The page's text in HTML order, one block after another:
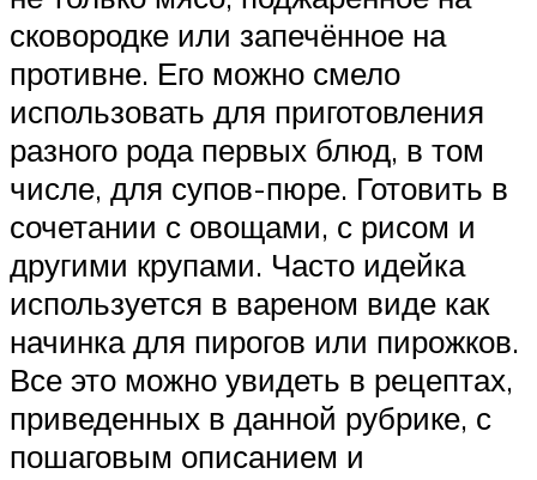
сковородке или запечённое на
противне. Его можно смело
использовать для приготовления
разного рода первых блюд, в том
числе, для супов-пюре. Готовить в
сочетании с овощами, с рисом и
другими крупами. Часто идейка
используется в вареном виде как
начинка для пирогов или пирожков.
Все это можно увидеть в рецептах,
приведенных в данной рубрике, с
пошаговым описанием и